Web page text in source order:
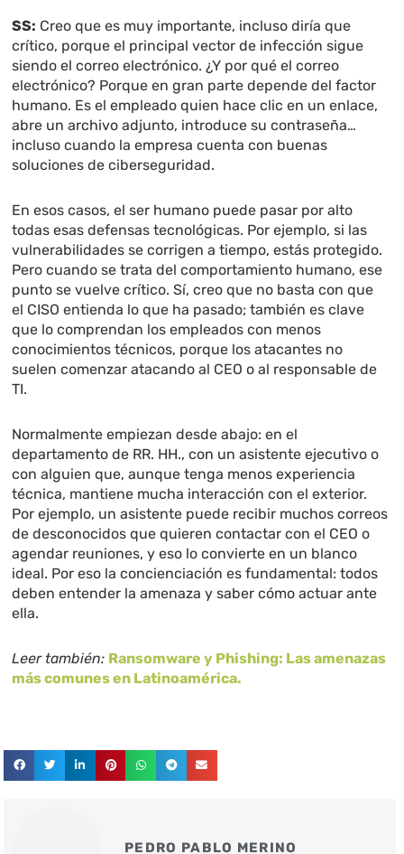
SS: Creo que es muy importante, incluso diría que
crítico, porque el principal vector de infección sigue
siendo el correo electrónico. ¿Y por qué el correo
electrónico? Porque en gran parte depende del factor
humano. Es el empleado quien hace clic en un enlace,
abre un archivo adjunto, introduce su contraseña…
incluso cuando la empresa cuenta con buenas
soluciones de ciberseguridad.
En esos casos, el ser humano puede pasar por alto
todas esas defensas tecnológicas. Por ejemplo, si las
vulnerabilidades se corrigen a tiempo, estás protegido.
Pero cuando se trata del comportamiento humano, ese
punto se vuelve crítico. Sí, creo que no basta con que
el CISO entienda lo que ha pasado; también es clave
que lo comprendan los empleados con menos
conocimientos técnicos, porque los atacantes no
suelen comenzar atacando al CEO o al responsable de
TI.
Normalmente empiezan desde abajo: en el
departamento de RR. HH., con un asistente ejecutivo o
con alguien que, aunque tenga menos experiencia
técnica, mantiene mucha interacción con el exterior.
Por ejemplo, un asistente puede recibir muchos correos
de desconocidos que quieren contactar con el CEO o
agendar reuniones, y eso lo convierte en un blanco
ideal. Por eso la concienciación es fundamental: todos
deben entender la amenaza y saber cómo actuar ante
ella.
Leer también: Ransomware y Phishing: Las amenazas
más comunes en Latinoamérica.
PEDRO PABLO MERINO